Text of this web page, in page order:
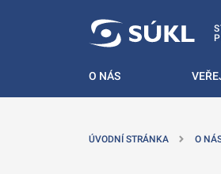
O NÁS
ÚVODNÍ STRÁNKA O